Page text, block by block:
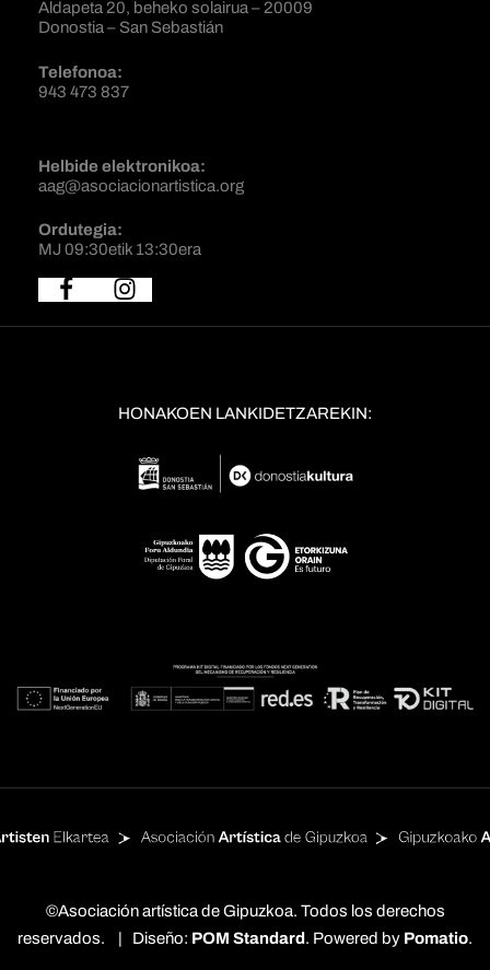
Aldapeta 20, beheko solairua – 20009
Donostia – San Sebastián
Telefonoa:
943 473 837
Helbide elektronikoa:
aag@asociacionartistica.org
Ordutegia:
MJ 09:30etik 13:30era
HONAKOEN LANKIDETZAREKIN:
©Asociación artística de Gipuzkoa. Todos los derechos
reservados. | Diseño: POM Standard. Powered by Pomatio.